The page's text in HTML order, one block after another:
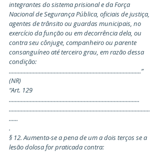
integrantes do sistema prisional e da Força
Nacional de Segurança Pública, oficiais de justiça,
agentes de trânsito ou guardas municipais, no
exercício da função ou em decorrência dela, ou
contra seu cônjuge, companheiro ou parente
consanguíneo até terceiro grau, em razão dessa
condição:
........................................................................................”
(NR)
“Art. 129
.......................................................................................
..............................................................................................
......
.
§ 12. Aumenta-se a pena de um a dois terços se a
lesão dolosa for praticada contra: